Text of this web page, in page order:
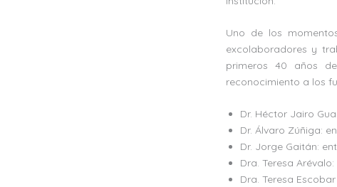
Uno de los
excolaboradores y
primeros 40 años
reconocimiento a los
Dr. Héctor Jairo
Dr. Álvaro Zúñiga:
Dr. Jorge Gaitán:
Dra. Teresa
Dra. Teresa